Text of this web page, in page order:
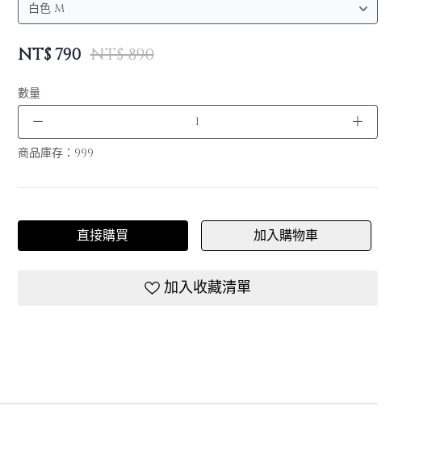
NT$790 NT$ 890
數量
－ ＋
商品庫存： 999
直接購買 加入購物車
加入收藏清單